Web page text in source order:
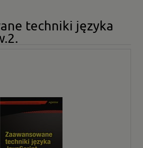
techniki języka